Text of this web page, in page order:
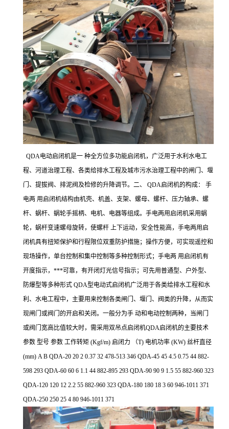
QDA电动启闭机是一 种全方位多功能启闭机，广泛用于水利水电工
程、河道治理工程、各类给排水工程及城市污水治理工程中的闸门、堰
门、提拔阀、排泥阀及检修的升降调节。二、 QDA启闭机的构成： 手
电两 用启闭机结构由机壳、机盖、支架、螺母、螺杆、压力轴承、螺
杆、蜗杆、蜗轮手摇柄、电机、电器等组成。手电两用启闭机采用蜗
轮，蜗杆变速螺母旋转，使螺杆 上下运动，安全性能高，手电两用启
闭机具有扭矩保护和行程限位双重防护措施；操作方便，可实现遥控和
现场操作，单台控制和集中控制等多种控制形式；手电两 用启闭机有
开度指示，***可靠，有开闭灯光信号指示；可先用普通型、户外型、
防爆型等多种形式 QDA型电动式启闭机广泛用于各类给排水工程和水
利、水电工程中，主要用来控制各类闸门、堰门、阀类的升降，从而实
现闸门或阀门的开启和关闭。一般分为手 动和电动控制两种，当闸门
或阀门宽高比值较大时，需采用双吊点启闭机QDA启闭机的主要技术
参数 型号 参数 工作转矩 (Kgf/m) 启闭力 （T) 电机功率 (KW) 丝杆直径
(mm) A B QDA-20 20 2 0.37 32 478-513 346 QDA-45 45 4.5 0.75 44 882-
598 293 QDA-60 60 6 1.1 44 882-895 293 QDA-90 90 9 1.5 55 882-960 323
QDA-120 120 12 2.2 55 882-960 323 QDA-180 180 18 3 60 946-1011 371
QDA-250 250 25 4 80 946-1011 371